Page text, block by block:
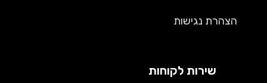
הצהרת נגישות
שירות לקוחות